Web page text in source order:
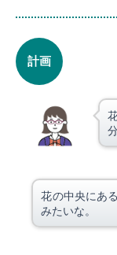
計画
花の中央にあ
みたいな。